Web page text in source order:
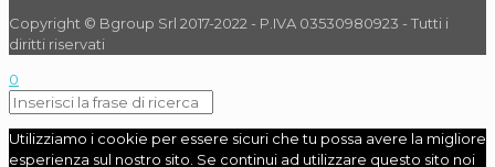
Copyright © Bgroup Srl 2017-2022 - P.IVA 03530980923 - Tutti i
diritti riservati
0
Utilizziamo i cookie per essere sicuri che tu possa avere la migliore
esperienza sul nostro sito. Se continui ad utilizzare questo sito noi